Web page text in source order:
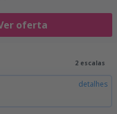
oferta
2 escalas
detalhes